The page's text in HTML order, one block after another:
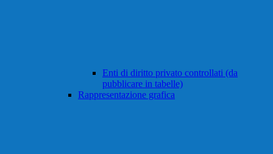
Enti di diritto privato controllati (da
pubblicare in tabelle)
Rappresentazione grafica